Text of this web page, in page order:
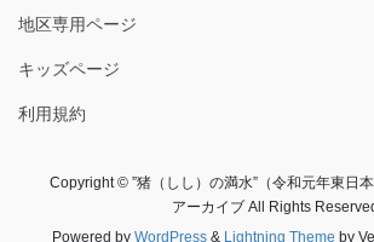
地区専用ページ
キッズページ
利用規約
Copyright © ”猪（しし）の満水”（令和元年東日
アーカイブ All Rights
Powered by WordPress& Lightning Theme by